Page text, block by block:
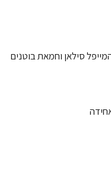
סילאן וחמאת בוטנים